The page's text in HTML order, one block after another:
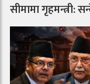
सीमामा